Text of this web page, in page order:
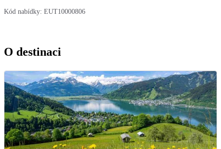
Kód nabídky: EUT10000806
O destinaci